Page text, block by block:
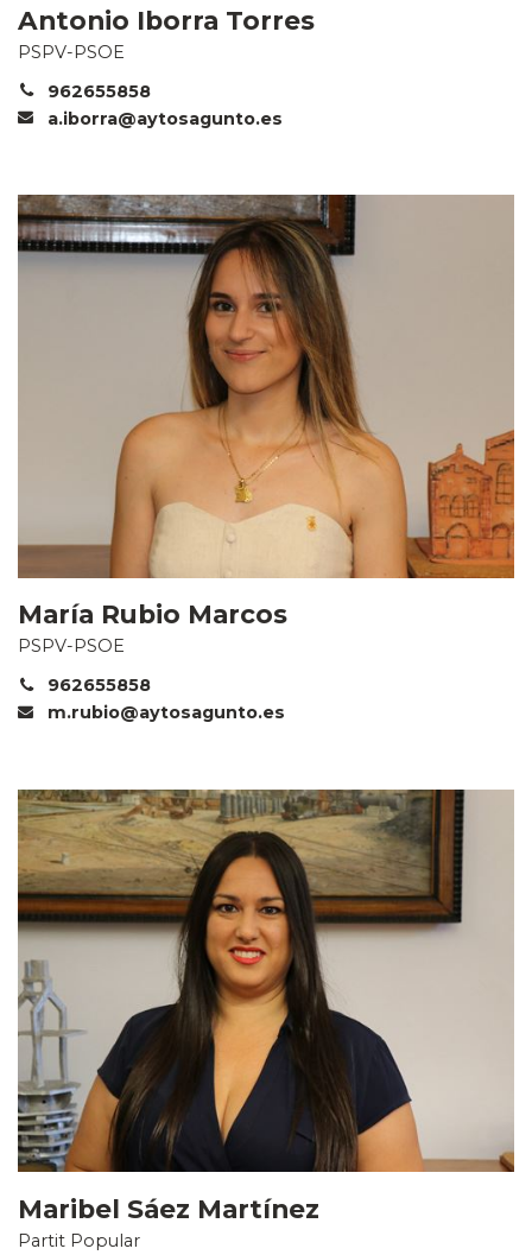
Antonio Iborra Torres
PSPV-PSOE
962655858
a.iborra@aytosagunto.es
María Rubio Marcos
PSPV-PSOE
962655858
m.rubio@aytosagunto.es
Maribel Sáez Martínez
Partit Popular